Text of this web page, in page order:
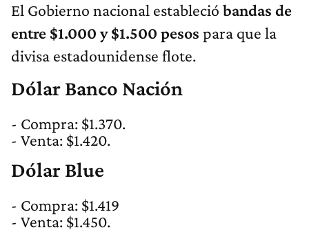
El Gobierno nacional estableció bandas de
entre $1.000 y $1.500 pesos para que la
divisa estadounidense flote.
Dólar Banco Nación
- Compra: $1.370.
- Venta: $1.420.
Dólar Blue
- Compra: $1.419
- Venta: $1.450.